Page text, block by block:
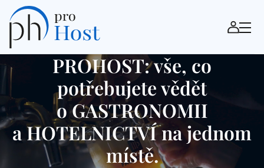
PROHOST: vše, co
potřebujete vědět
o GASTRONOMII
a HOTELNICTVÍ na jednom
místě.